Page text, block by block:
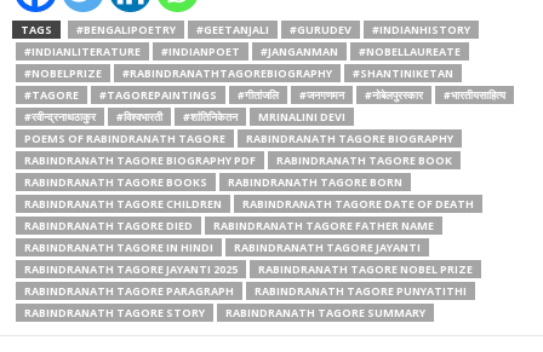
TAGS #BENGALIPOETRY #GEETANJALI #GURUDEV
#INDIANHISTORY
#INDIANLITERATURE
#INDIANPOET #JANGANMAN
#NOBELLAUREATE
#NOBELPRIZE
#RABINDRANATHTAGOREBIOGRAPHY
#SHANTINIKETAN
#TAGORE
#TAGOREPAINTINGS #गीतांजलि #जनगणमन #नोबेलपुरस्कार
#भारतीयसाहित्य
#रवीन्द्रनाथठाकुर
#विश्वभारती #शांतिनिकेतन
MRINALINI DEVI
POEMS OF RABINDRANATH TAGORE
RABINDRANATH TAGORE BIOGRAPHY
RABINDRANATH TAGORE BIOGRAPHY PDF
RABINDRANATH TAGORE BOOK
RABINDRANATH TAGORE BOOKS
RABINDRANATH TAGORE BORN
RABINDRANATH TAGORE CHILDREN
RABINDRANATH TAGORE DATE OF DEATH
RABINDRANATH TAGORE DIED
RABINDRANATH TAGORE FATHER NAME
RABINDRANATH TAGORE IN HINDI
RABINDRANATH TAGORE JAYANTI
RABINDRANATH TAGORE JAYANTI 2025
RABINDRANATH TAGORE NOBEL PRIZE
RABINDRANATH TAGORE PARAGRAPH
RABINDRANATH TAGORE PUNYATITHI
RABINDRANATH TAGORE STORY
RABINDRANATH TAGORE SUMMARY